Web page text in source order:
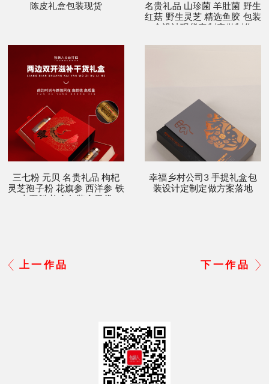
陈皮礼盒包装现货
名贵礼品 山珍菌 羊肚菌 野生
红菇 野生灵芝 精选鱼胶 包装
盒设计现货定制定做制作
三七粉 元贝 名贵礼品 枸杞
灵芝孢子粉 花旗参 西洋参 铁
皮石斛 礼盒包装盒干货
幸福乡村公司3 手提礼盒包
装设计定制定做方案落地
上一作品 下一作品